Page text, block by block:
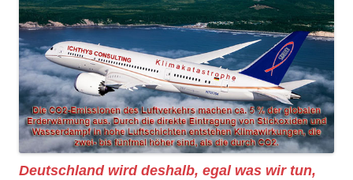
Deutschland wird deshalb, egal was wir tun,